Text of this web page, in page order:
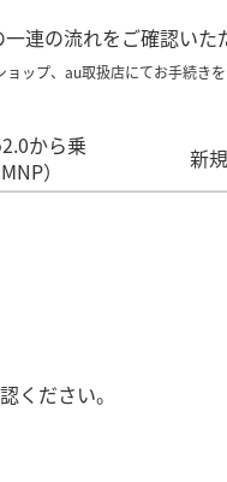
連の流れをご確認いた
ップ、au取扱店にてお手続き
から乗
）
新
ください。